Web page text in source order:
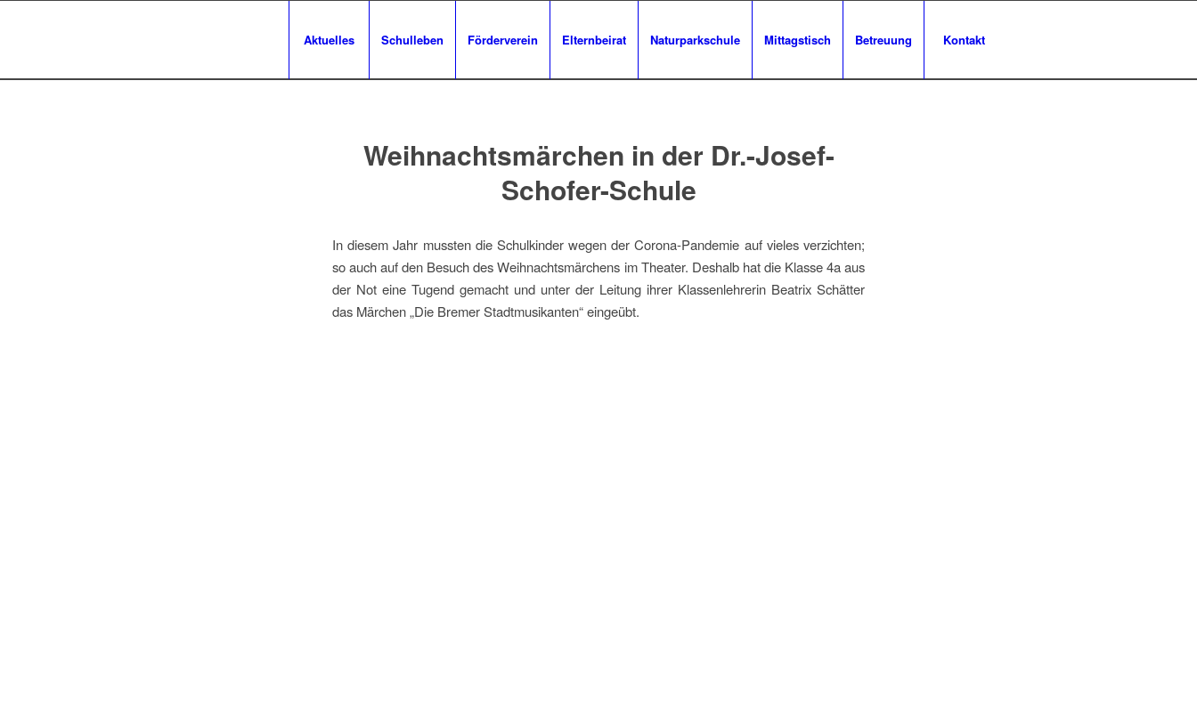
Aktuelles Schulleben Förderverein Elternbeirat Naturparkschule Mittagstisch Betreuung Kontakt
Weihnachtsmärchen in der Dr.-Josef-
Schofer-Schule
In diesem Jahr mussten die Schulkinder wegen der Corona-Pandemie auf vieles verzichten;
so auch auf den Besuch des Weihnachtsmärchens im Theater. Deshalb hat die Klasse 4a aus
der Not eine Tugend gemacht und unter der Leitung ihrer Klassenlehrerin Beatrix Schätter
das Märchen „Die Bremer Stadtmusikanten“ eingeübt.